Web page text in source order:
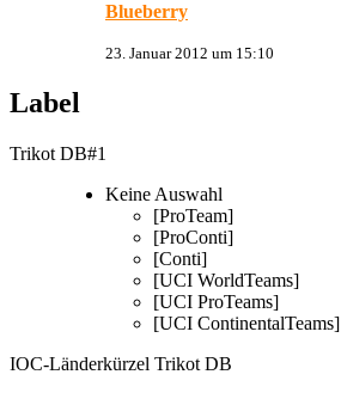
Blueberry
23. Januar 2012 um 15:10
Label
Trikot DB#1
Keine Auswahl
[ProTeam]
[ProConti]
[Conti]
[UCI WorldTeams]
[UCI ProTeams]
[UCI ContinentalTeams]
IOC-Länderkürzel Trikot DB